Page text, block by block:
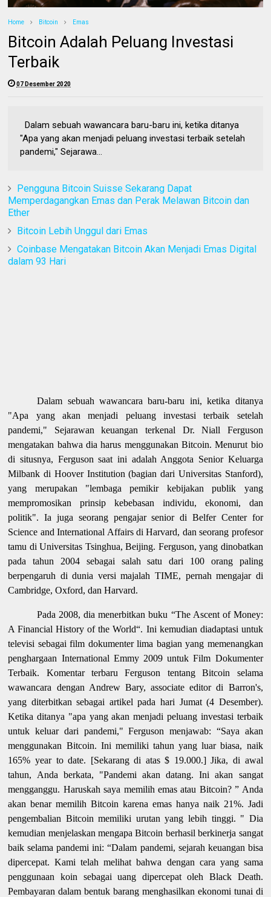
Home Bitcoin Emas
Bitcoin Adalah Peluang Investasi
Terbaik
07 Desember 2020
Dalam sebuah wawancara baru-baru ini, ketika ditanya
"Apa yang akan menjadi peluang investasi terbaik setelah
pandemi," Sejarawa...
Pengguna Bitcoin Suisse Sekarang Dapat
Memperdagangkan Emas dan Perak Melawan Bitcoin dan
Ether
Bitcoin Lebih Unggul dari Emas
Coinbase Mengatakan Bitcoin Akan Menjadi Emas Digital
dalam 93 Hari
Dalam sebuah wawancara baru-baru ini, ketika ditanya
"Apa yang akan menjadi peluang investasi terbaik setelah
pandemi," Sejarawan keuangan terkenal Dr. Niall Ferguson
mengatakan bahwa dia harus menggunakan Bitcoin. Menurut bio
di situsnya, Ferguson saat ini adalah Anggota Senior Keluarga
Milbank di Hoover Institution (bagian dari Universitas Stanford),
yang merupakan "lembaga pemikir kebijakan publik yang
mempromosikan prinsip kebebasan individu, ekonomi, dan
politik". Ia juga seorang pengajar senior di Belfer Center for
Science and International Affairs di Harvard, dan seorang profesor
tamu di Universitas Tsinghua, Beijing. Ferguson, yang dinobatkan
pada tahun 2004 sebagai salah satu dari 100 orang paling
berpengaruh di dunia versi majalah TIME, pernah mengajar di
Cambridge, Oxford, dan Harvard.
Pada 2008, dia menerbitkan buku “The Ascent of Money:
A Financial History of the World“. Ini kemudian diadaptasi untuk
televisi sebagai film dokumenter lima bagian yang memenangkan
penghargaan International Emmy 2009 untuk Film Dokumenter
Terbaik. Komentar terbaru Ferguson tentang Bitcoin selama
wawancara dengan Andrew Bary, associate editor di Barron's,
yang diterbitkan sebagai artikel pada hari Jumat (4 Desember).
Ketika ditanya "apa yang akan menjadi peluang investasi terbaik
untuk keluar dari pandemi," Ferguson menjawab: “Saya akan
menggunakan Bitcoin. Ini memiliki tahun yang luar biasa, naik
165% year to date. [Sekarang di atas $ 19.000.] Jika, di awal
tahun, Anda berkata, "Pandemi akan datang. Ini akan sangat
mengganggu. Haruskah saya memilih emas atau Bitcoin? ” Anda
akan benar memilih Bitcoin karena emas hanya naik 21%. Jadi
pengembalian Bitcoin memiliki urutan yang lebih tinggi. " Dia
kemudian menjelaskan mengapa Bitcoin berhasil berkinerja sangat
baik selama pandemi ini: “Dalam pandemi, sejarah keuangan bisa
dipercepat. Kami telah melihat bahwa dengan cara yang sama
penggunaan koin sebagai uang dipercepat oleh Black Death.
Pembayaran dalam bentuk barang menghasilkan ekonomi tunai di